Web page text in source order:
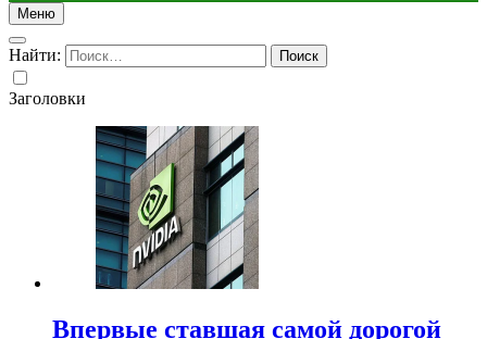
Меню
Найти:
Заголовки
Впервые ставшая самой дорогой